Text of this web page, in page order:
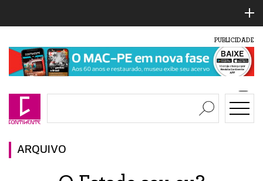
PUBLICIDADE
ARQUIVO